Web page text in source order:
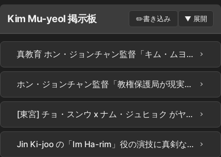
Kim Mu-yeol 掲示板 ✏️書き込み ▼ 展開
真教育 ホン・ジョンチャン監督「キム・ムヨル、忍耐と配慮で新人まで輝かせた」…公開3日で世界1位の秘訣 ›
ホン・ジョンチャン監督「教権保護局が現実にあればいいのに」 | Netflix [真教育] 制作発表会 | Teach You a Lesson | Netflix ›
[東宮] チョ・スンウ x ナム・ジュヒョク がヤバい.. 鳥肌が立つディテールㄷㄷ Netflix新作 [東宮] ティザー精密分析！これは面白いものが全部詰まってる??? #the east palace #netflix ›
Jin Ki-joo の「Im Ha-rim」役の演技に真剣な舞台裏 #ガチ教育 ›